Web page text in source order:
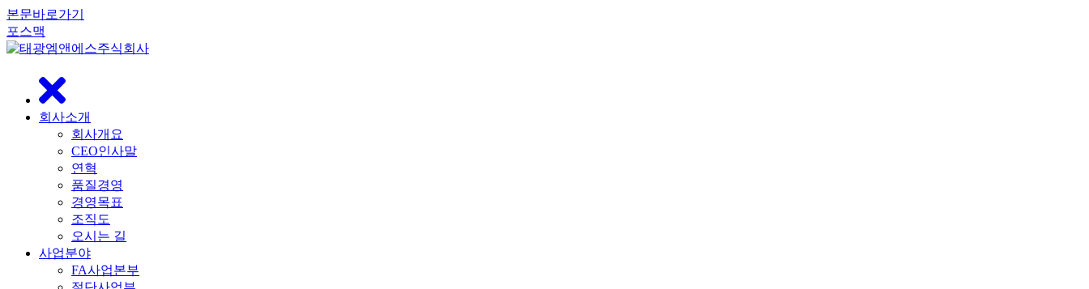
본문바로가기
포스맥
닫
기
회사소개
회사개요
CEO인사말
연혁
품질경영
경영목표
조직도
오시는 길
사업분야
FA사업본부